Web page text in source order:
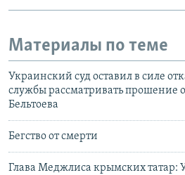
Материалы по теме
Украинский суд оставил в силе
службы рассматривать прошение
Бельтоева
Бегство от смерти
Глава Меджлиса крымских татар: